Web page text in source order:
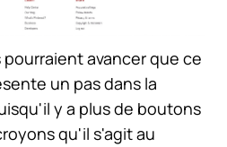
avancer que ce
un pas dans la
y a plus de boutons
qu'il s'agit au